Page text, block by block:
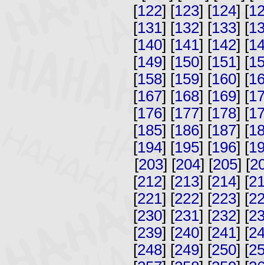
[122] [123] [124] [
[131] [132] [133] [
[140] [141] [142] [
[149] [150] [151] [
[158] [159] [160] [
[167] [168] [169] [
[176] [177] [178] [
[185] [186] [187] [
[194] [195] [196] [
[203] [204] [205] [
[212] [213] [214] [
[221] [222] [223] [
[230] [231] [232] [
[239] [240] [241] [
[248] [249] [250] [